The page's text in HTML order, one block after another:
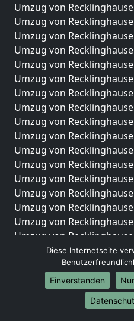
Umzug von
Umzug von
Umzug von
Umzug von
Umzug von
Umzug von
Umzug von
Umzug von
Umzug von
Umzug von
Umzug von
Umzug von
Umzug von
Umzug von
Umzug von
Umzug von
Umzug von
Umzug von
Umzug von
Internationale-
Umzug von
Diese Internetseite
Einverstanden